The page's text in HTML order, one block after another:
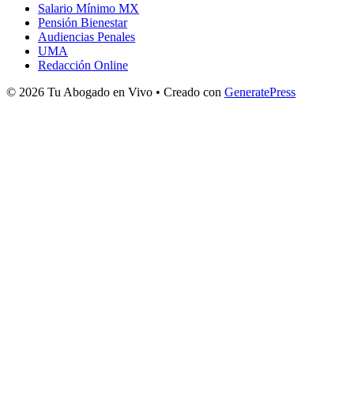
Salario Mínimo MX
Pensión Bienestar
Audiencias Penales
UMA
Redacción Online
© 2026 Tu Abogado en Vivo • Creado con GeneratePress